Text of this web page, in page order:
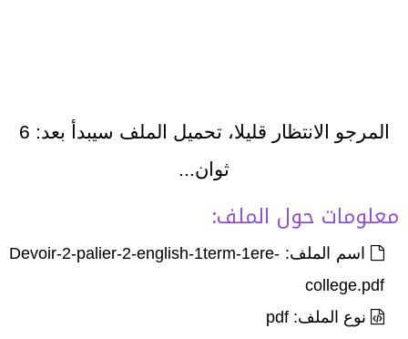
المرجو الانتظار قليلا، تحميل الملف سيبدأ بعد: 6
ثوان...
معلومات حول الملف:
اسم الملف: Devoir-2-palier-2-english-1term-1ere-
college.pdf
نوع الملف: pdf